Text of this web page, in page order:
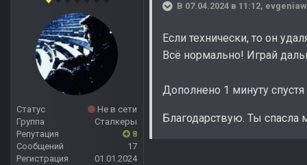
Статус
Не в сети
Группа
Сталкеры
Репутация
8
Сообщений
17
Регистрация
01.01.2024
В 07.04.2024 в 11:12,
Если технически, то он
Всё нормально! Играй
Дополнено 1 минуту спустя
Благодарствую. Ты спасла